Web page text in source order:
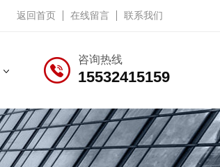
返回首页 在线留言 联系我们
咨询热线
15532415159